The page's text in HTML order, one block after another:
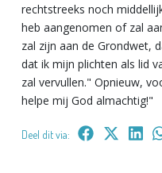
rechtstreeks noch
heb aangenomen of zal
zal zijn aan de Grondwet,
dat ik mijn plichten als lid
zal vervullen." Opnieuw,
helpe mij God almachtig!"
Deel dit via: